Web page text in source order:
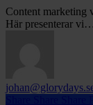
Content marketing
Här presenterar vi…